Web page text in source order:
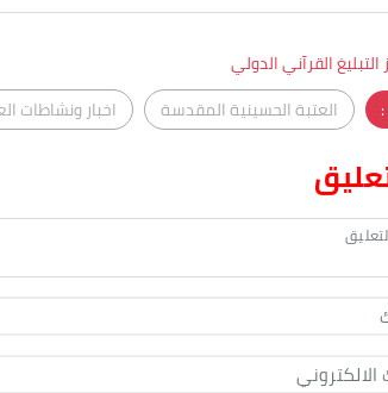
القرآني الدولي
العتبة الحسينية المقدسة اخبار ونشاطات